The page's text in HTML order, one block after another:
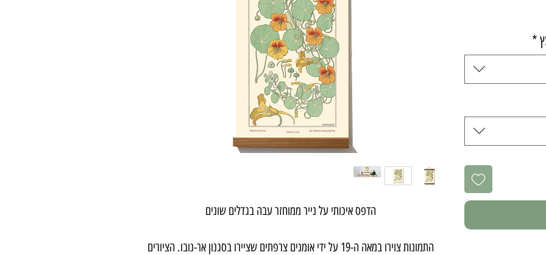
הדפס איכותי על נייר ממוחזר עבה בגדלים שונים
התמונות צוירו במאה ה-19 על ידי אומנים צרפתים שציירו בסגנון אר-נובו. הציורים
*